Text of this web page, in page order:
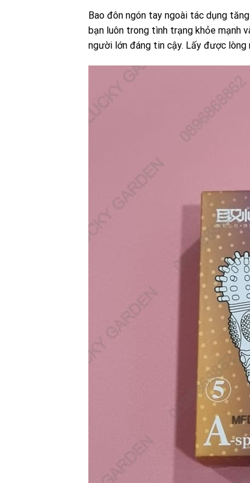
Bao đôn ngón tay ngoài tác dụng
bạn luôn trong tình trạng khỏe mạnh
người lớn đáng tin cậy. Lấy được